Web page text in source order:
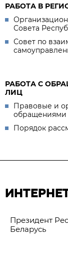
РАБОТА В
Совета
Совет по
РАБОТА С
ЛИЦ
Правовые и
обращениями
Порядок
Президент
Беларусь